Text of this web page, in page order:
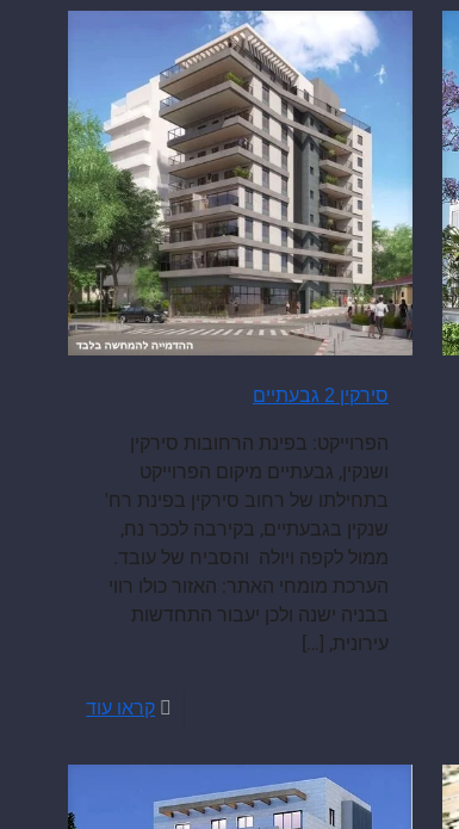
סירקין 2 גבעתיים
הפרוייקט: בפינת הרחובות סירקין
ושנקין, גבעתיים מיקום הפרוייקט
בתחילתו של רחוב סירקין בפינת רח'
שנקין בגבעתיים, בקירבה לככר נח,
ממול לקפה ויולה והסביח של עובד.
הערכת מומחי האתר: האזור כולו רווי
בבניה ישנה ולכן יעבור התחדשות
עירונית, […]
קראו עוד